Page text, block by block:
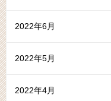
2022年6月
2022年5月
2022年4月